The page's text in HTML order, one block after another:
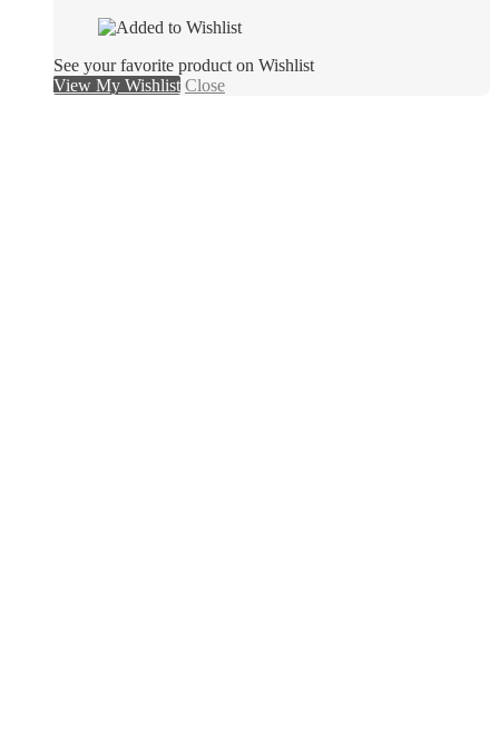
See your favorite product on Wishlist
View My Wishlist Close